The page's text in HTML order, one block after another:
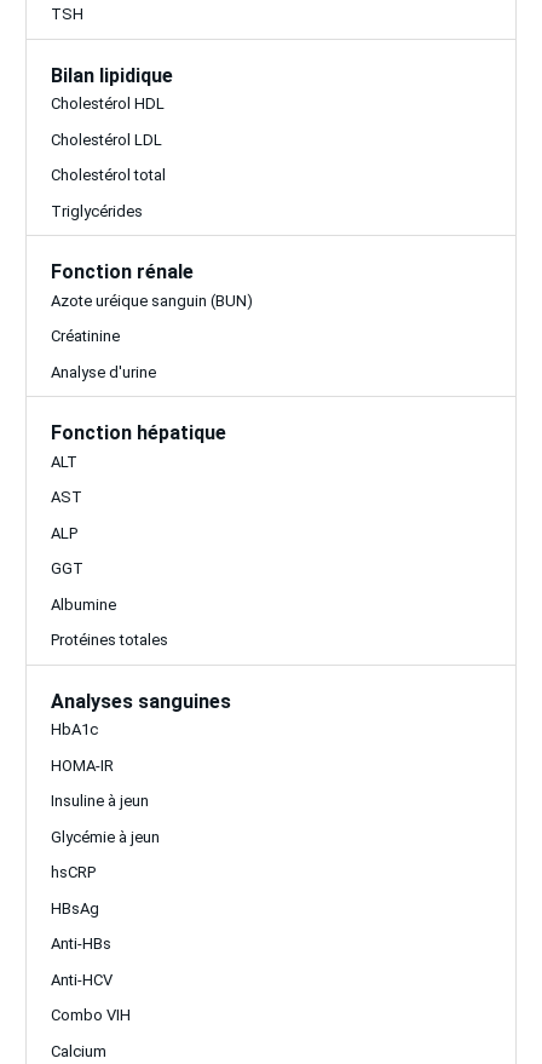
TSH
Bilan lipidique
Cholestérol HDL
Cholestérol LDL
Cholestérol total
Triglycérides
Fonction rénale
Azote uréique sanguin (BUN)
Créatinine
Analyse d'urine
Fonction hépatique
ALT
AST
ALP
GGT
Albumine
Protéines totales
Analyses sanguines
HbA1c
HOMA-IR
Insuline à jeun
Glycémie à jeun
hsCRP
HBsAg
Anti-HBs
Anti-HCV
Combo VIH
Calcium